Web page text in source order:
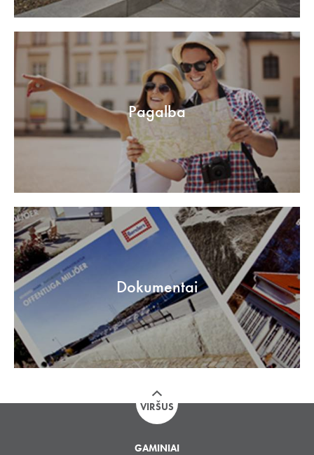
Pagalba
Dokumentai
VIRŠUS
GAMINIAI